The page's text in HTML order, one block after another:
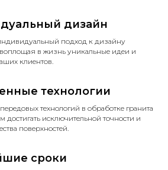
дизайн
подход к дизайну
в жизнь уникальные идеи и
клиентов.
технологии
технологий в обработке гранита
достигать исключительной точности и
поверхностей.
сроки